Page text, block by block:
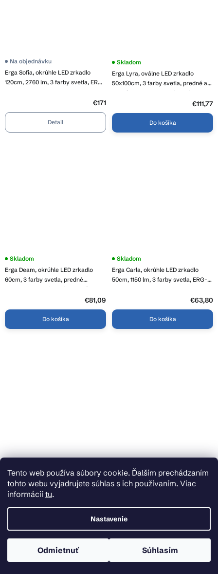
Tento web používa súbory cookie. Ďalším prechádzaním
tohto webu vyjadrujete súhlas s ich používaním. Viac
informácií tu.
Nastavenie
Odmietnuť Súhlasím
Erga Sofia, okrúhle LED zrkadlo
120cm, 2760 lm, 3 farby svetla, ERG-
Priemerné
produktu
je
Na objednávku
€171
Detail
Erga Lyra, oválne LED zrkadlo
50x100cm, 3 farby svetla, predné a
zadné osvetlenie, vyhrievacia
podložka proti zapareniu, ERG-V01-
LYRA-5010-CL
Priemerné
produktu
je
Skladom
€111,77
Do košíka
Erga Deam, okrúhle LED zrkadlo
60cm, 3 farby svetla, predné
osvetlenie, vyhrievacia podložka
proti zapareniu, ERG-V01-Deam-
6060-CL
Priemerné
produktu
je
Skladom
€81,09
Do košíka
Erga Carla, okrúhle LED zrkadlo
50cm, 1150 lm, 3 farby svetla, ERG-
Priemerné
produktu
je
Skladom
€63,80
Do košíka
Erga Round, okrúhle zrkadlo 80cm,
ERG-V01-ROUND-8080-CL
Erga Round, okrúhle zrkadlo 50cm,
čierny rám, ERG-V01-ROUND-5050-